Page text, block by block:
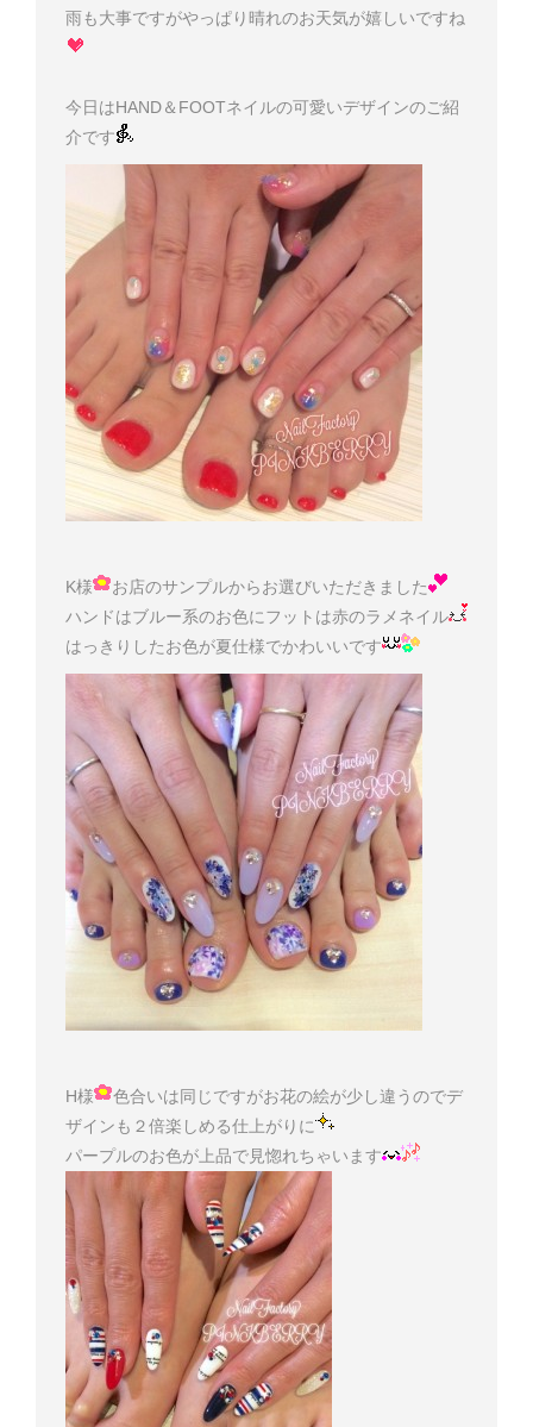
雨も大事ですがやっぱり晴れのお天気が嬉しいですね
今日はHAND＆FOOTネイルの可愛いデザインのご紹
介です
K様
お店のサンプルからお選びいただきました
ハンドはブルー系のお色にフットは赤のラメネイル
はっきりしたお色が夏仕様でかわいいです
H様
色合いは同じですがお花の絵が少し違うのでデ
ザインも２倍楽しめる仕上がりに
パープルのお色が上品で見惚れちゃいます